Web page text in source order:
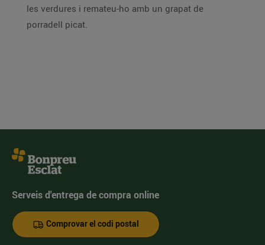
les verdures i remateu-ho amb un grapat de
porradell picat.
Serveis d'entrega de compra online
Comprovar el codi postal